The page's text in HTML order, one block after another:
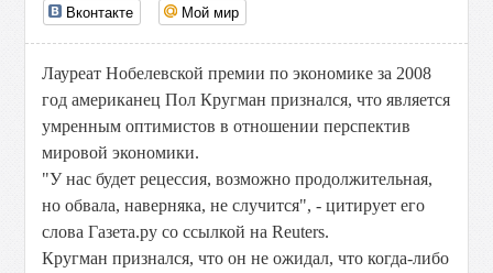
Вконтакте Мой мир
Лауреат Нобелевской премии по экономике за 2008
год американец Пол Кругман признался, что является
умренным оптимистов в отношении перспектив
мировой экономики.
"У нас будет рецессия, возможно продолжительная,
но обвала, наверняка, не случится", - цитирует его
слова Газета.ру со ссылкой на Reuters.
Кругман признался, что он не ожидал, что когда-либо